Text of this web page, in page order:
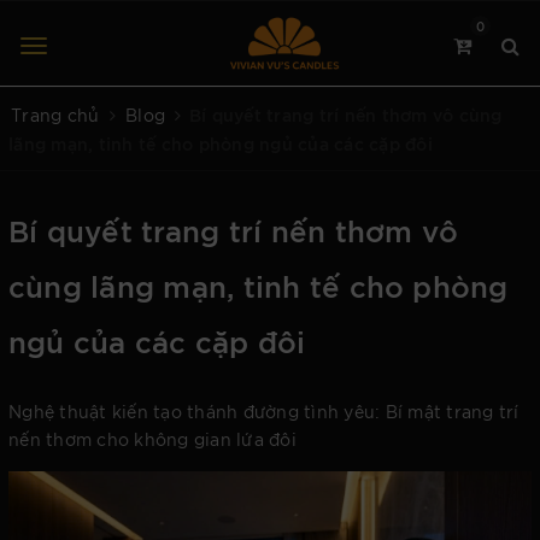
0
Trang chủ Blog
Bí quyết trang trí nến thơm vô
cùng lãng mạn, tinh tế cho phòng
ngủ của các cặp đôi
Nghệ thuật kiến tạo thánh đường tình yêu: Bí mật trang trí
nến thơm cho không gian lứa đôi